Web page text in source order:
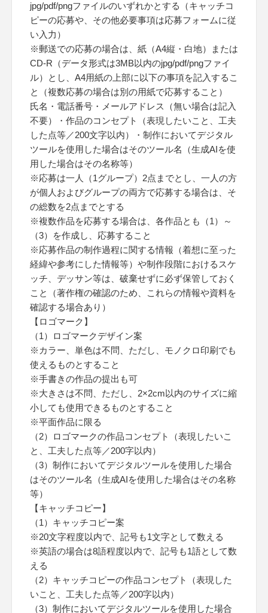
jpg/pdf/pngファイルのいずれかとする（キャッチコ
ピーの応募や、その他必要事項は応募フォームに従
い入力）
※郵送での応募の場合は、紙（A4縦・白地）または
CD-R（データ形式は3MB以内のjpg/pdf/pngファイ
ル）とし、A4用紙の上部に以下の事項を記入するこ
と（複数応募の場合は別の用紙で応募すること）
氏名・電話番号・メールアドレス（無い場合は記入
不要）・作品のコンセプト（表現したいこと、工夫
した点等／200文字以内）・制作においてデジタル
ツールを使用した場合はそのツール名（生成AIを使
用した場合はその名称等）
※応募は一人（1グループ）2点までとし、一人の方
が個人およびグループの両方で応募する場合は、そ
の総数を2点までとする
※複数作品を応募する場合は、各作品とも（1）～
（3）を作成し、応募すること
※応募作品の制作過程に関する情報（着想に至った
経緯や参考にした情報等）や制作段階におけるスケ
ッチ、デッサン等は、破棄せずに必ず保管しておく
こと（著作権の確認のため、これらの情報や資料を
確認する場合あり）
【ロゴマーク】
（1）ロゴマークデザイン案
※カラー、単色は不問、ただし、モノクロ印刷でも
使えるものとすること
※手書きの作品の提出も可
※大きさは不問、ただし、2×2cm以内のサイズに縮
小しても使用できるものとすること
※平面作品に限る
（2）ロゴマークの作品コンセプト（表現したいこ
と、工夫した点等／200字以内）
（3）制作においてデジタルツールを使用した場合
はそのツール名（生成AIを使用した場合はその名称
等）
【キャッチコピー】
（1）キャッチコピー案
※20文字程度以内で、記号も1文字として数える
※英語の場合は8語程度以内で、記号も1語として数
える
（2）キャッチコピーの作品コンセプト（表現した
いこと、工夫した点等／200字以内）
（3）制作においてデジタルツールを使用した場合